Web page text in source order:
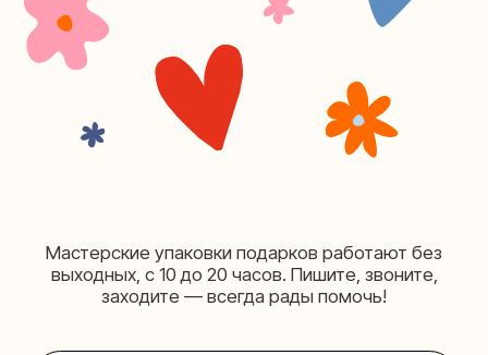
Москва, ул.Таганская, дом 25-27
Мастерская на Таганке